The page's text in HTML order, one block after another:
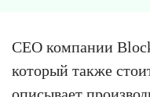
CEO компании
который также
описывает